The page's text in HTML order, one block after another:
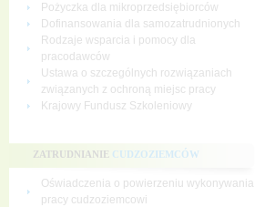
Pożyczka dla mikroprzedsiębiorców
Dofinansowania dla samozatrudnionych
Rodzaje wsparcia i pomocy dla
pracodawców
Ustawa o szczególnych rozwiązaniach
związanych z ochroną miejsc pracy
Krajowy Fundusz Szkoleniowy
ZATRUDNIANIE CUDZOZIEMCÓW
Oświadczenia o powierzeniu wykonywania
pracy cudzoziemcowi